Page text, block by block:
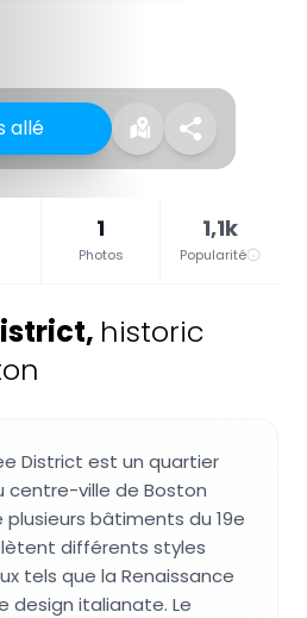
allé
1
Photos
1,1k
Popularité
, historic
District est un quartier
centre-ville de Boston
bâtiments du 19e
différents styles
tels que la Renaissance
design italianate. Le